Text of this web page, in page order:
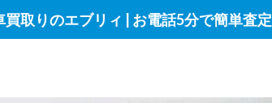
買取りのエブリィ | お電話5分で簡単査定